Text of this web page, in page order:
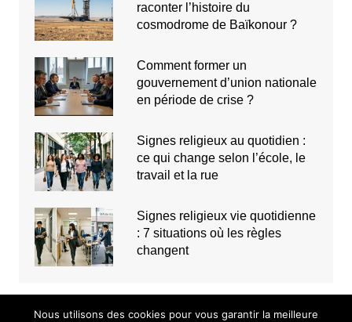
raconter l’histoire du
cosmodrome de Baïkonour ?
Comment former un
gouvernement d’union nationale
en période de crise ?
Signes religieux au quotidien :
ce qui change selon l’école, le
travail et la rue
Signes religieux vie quotidienne
: 7 situations où les règles
changent
Nous utilisons des cookies pour vous garantir la meilleure